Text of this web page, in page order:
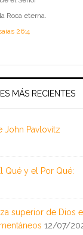
Roca eterna.
26:4
MÁS RECIENTES
John Pavlovitz
Qué y el Por Qué:
superior de Dios
12/07/